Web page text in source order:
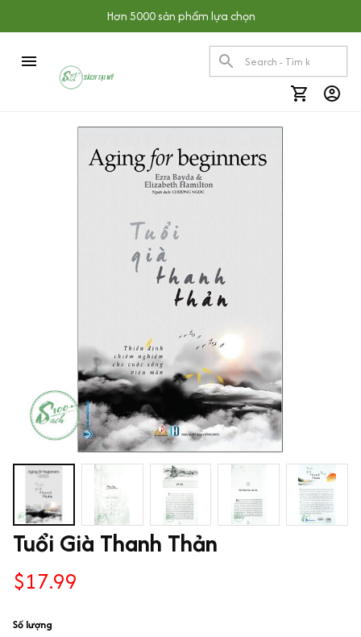
Hơn 5000 sản phẩm lựa chọn
Tuổi Già Thanh Thản
$17.99
Số lượng